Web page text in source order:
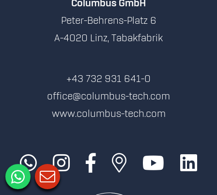
Columbus GmbH
Peter-Behrens-Platz 6
A-4020 Linz, Tabakfabrik
+43 732 931 641-0
office@columbus-tech.com
www.columbus-tech.com